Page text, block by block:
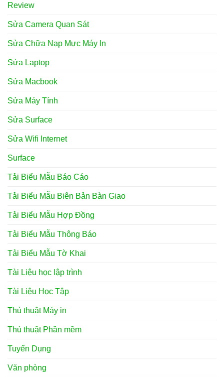
Review
Sửa Camera Quan Sát
Sửa Chữa Nạp Mực Máy In
Sửa Laptop
Sửa Macbook
Sửa Máy Tính
Sửa Surface
Sửa Wifi Internet
Surface
Tải Biểu Mẫu Báo Cáo
Tải Biểu Mẫu Biên Bản Bàn Giao
Tải Biểu Mẫu Hợp Đồng
Tải Biểu Mẫu Thông Báo
Tải Biểu Mẫu Tờ Khai
Tài Liệu học lập trình
Tài Liệu Học Tập
Thủ thuật Máy in
Thủ thuật Phần mềm
Tuyển Dụng
Văn phòng